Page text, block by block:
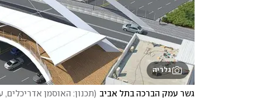
גלריה
גשר עמק הברכה בתל אביב (תכנון: האוסמן אדריכלים,